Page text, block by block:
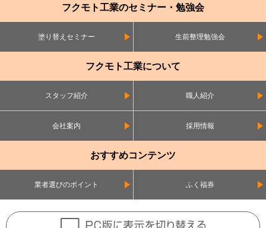
フクモト工業のセミナー・勉強会
塗り替えセミナー 生前整理勉強会
フクモト工業について
スタッフ紹介 職人紹介
会社案内 採用情報
おすすめコンテンツ
業者選びのポイント ふく福券